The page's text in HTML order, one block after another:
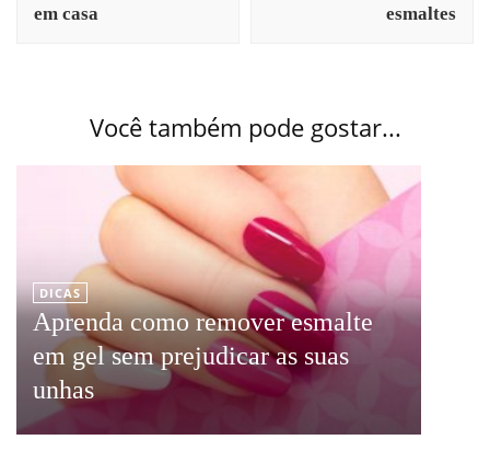
em casa
esmaltes
Você também pode gostar...
DICAS
Aprenda como remover esmalte
em gel sem prejudicar as suas
unhas